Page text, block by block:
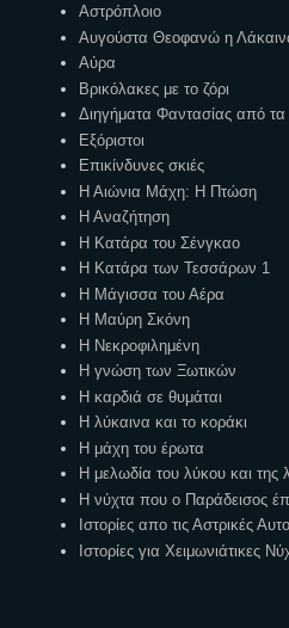
Αστρόπλοιο
Αυγούστα Θεοφανώ η
Αύρα
Βρικόλακες με το ζόρι
Διηγήματα Φαντασίας από τα
Εξόριστοι
Επικίνδυνες σκιές
Η Αιώνια Μάχη: Η Πτώση
Η Αναζήτηση
Η Κατάρα του Σένγκαο
Η Κατάρα των Τεσσάρων 1
Η Μάγισσα του Αέρα
Η Μαύρη Σκόνη
Η Νεκροφιλημένη
Η γνώση των Ξωτικών
Η καρδιά σε θυμάται
Η λύκαινα και το κοράκι
Η μάχη του έρωτα
Η μελωδία του λύκου και της
Η νύχτα που ο Παράδεισος
Ιστορίες απο τις Αστρικές
Ιστορίες για Χειμωνιάτικες